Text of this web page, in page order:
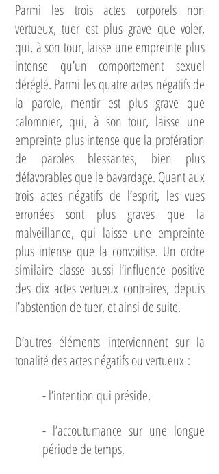
Parmi les trois actes corporels non
vertueux, tuer est plus grave que voler,
qui, à son tour, laisse une empreinte plus
intense qu’un comportement sexuel
déréglé. Parmi les quatre actes négatifs de
la parole, mentir est plus grave que
calomnier, qui, à son tour, laisse une
empreinte plus intense que la profération
de paroles blessantes, bien plus
défavorables que le bavardage. Quant aux
trois actes négatifs de l’esprit, les vues
erronées sont plus graves que la
malveillance, qui laisse une empreinte
plus intense que la convoitise. Un ordre
similaire classe aussi l’influence positive
des dix actes vertueux contraires, depuis
l’abstention de tuer, et ainsi de suite.
D’autres éléments interviennent sur la
tonalité des actes négatifs ou vertueux :
- l’intention qui préside,
- l’accoutumance sur une longue
période de temps,